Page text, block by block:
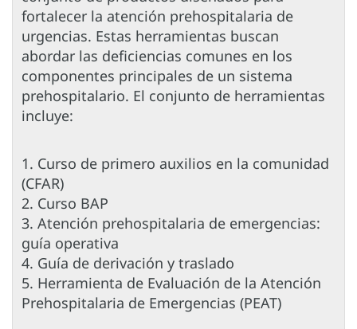
fortalecer la atención prehospitalaria de
urgencias. Estas herramientas buscan
abordar las deficiencias comunes en los
componentes principales de un sistema
prehospitalario. El conjunto de herramientas
incluye:
1. Curso de primero auxilios en la comunidad
(CFAR)
2. Curso BAP
3. Atención prehospitalaria de emergencias:
guía operativa
4. Guía de derivación y traslado
5. Herramienta de Evaluación de la Atención
Prehospitalaria de Emergencias (PEAT)